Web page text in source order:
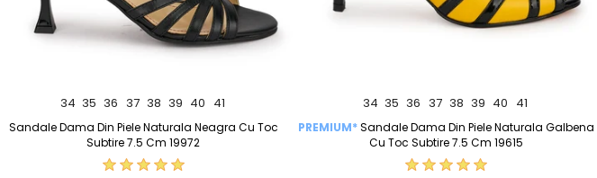
34 35 36 37 38 39 40 41
Sandale Dama Din Piele Naturala Neagra Cu Toc
Subtire 7.5 Cm 19972
34 35 36 37 38 39 40 41
PREMIUM*Sandale Dama Din Piele Naturala Galbena
Cu Toc Subtire 7.5 Cm 19615